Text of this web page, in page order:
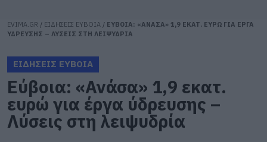
EVIMA.GR / ΕΙΔΗΣΕΙΣ ΕΥΒΟΙΑ / ΕΥΒΟΙΑ: «ΑΝΑΣΑ» 1,9 ΕΚΑΤ. ΕΥΡΩ ΓΙΑ ΕΡΓΑ
ΥΔΡΕΥΣΗΣ – ΛΥΣΕΙΣ ΣΤΗ ΛΕΙΨΥΔΡΙΑ
ΕΙΔΗΣΕΙΣ ΕΥΒΟΙΑ
Εύβοια: «Ανάσα» 1,9 εκατ.
ευρώ για έργα ύδρευσης –
Λύσεις στη λειψυδρία